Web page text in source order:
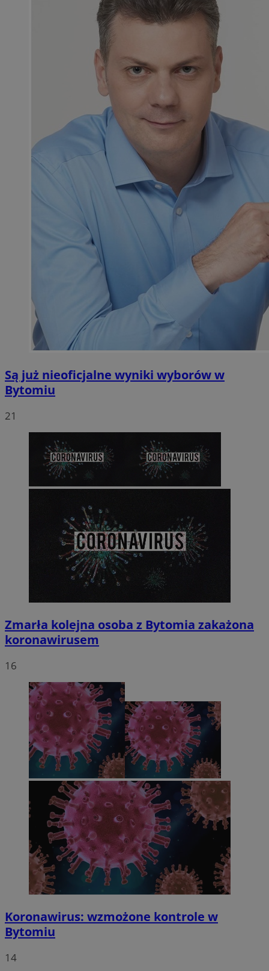
Są już nieoficjalne wyniki wyborów w
Bytomiu
21
Zmarła kolejna osoba z Bytomia zakażona
koronawirusem
16
Koronawirus: wzmożone kontrole w
Bytomiu
14